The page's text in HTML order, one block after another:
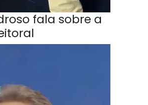
fala sobre a